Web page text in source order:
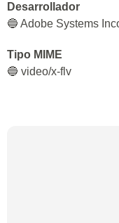
Desarrollador
🔵 Adobe Systems
Tipo MIME
🔵 video/x-flv